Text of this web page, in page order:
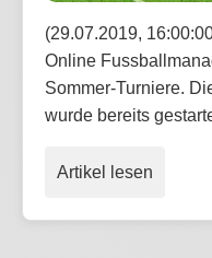
(29.07.2019,
Online
Sommer-Turniere.
wurde bereits
Artikel lesen